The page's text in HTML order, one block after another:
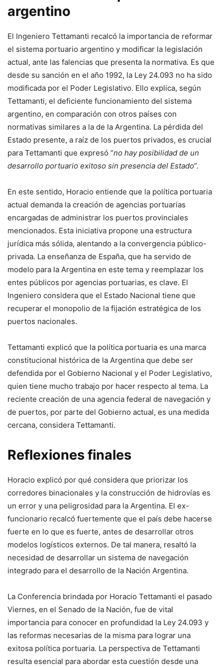
argentino
El Ingeniero Tettamanti recalcó la importancia de reformar
el sistema portuario argentino y modificar la legislación
actual, ante las falencias que presenta la normativa. Es que
desde su sanción en el año 1992, la Ley 24.093 no ha sido
modificada por el Poder Legislativo. Ello explica, según
Tettamanti, el deficiente funcionamiento del sistema
argentino, en comparación con otros países con
normativas similares a la de la Argentina. La pérdida del
Estado presente, a raíz de los puertos privados, es crucial
para Tettamanti que expresó “no hay posibilidad de un
desarrollo portuario exitoso sin presencia del Estado”.
En este sentido, Horacio entiende que la política portuaria
actual demanda la creación de agencias portuarias
encargadas de administrar los puertos provinciales
mencionados. Esta iniciativa propone una estructura
jurídica más sólida, alentando a la convergencia público-
privada. La enseñanza de España, que ha servido de
modelo para la Argentina en este tema y reemplazar los
entes públicos por agencias portuarias, es clave. El
Ingeniero considera que el Estado Nacional tiene que
recuperar el monopolio de la fijación estratégica de los
puertos nacionales.
Tettamanti explicó que la política portuaria es una marca
constitucional histórica de la Argentina que debe ser
defendida por el Gobierno Nacional y el Poder Legislativo,
quien tiene mucho trabajo por hacer respecto al tema. La
reciente creación de una agencia federal de navegación y
de puertos, por parte del Gobierno actual, es una medida
cercana, considera Tettamanti.
Reflexiones finales
Horacio explicó por qué considera que priorizar los
corredores binacionales y la construcción de hidrovías es
un error y una peligrosidad para la Argentina. El ex-
funcionario recalcó fuertemente que el país debe hacerse
fuerte en lo que es fuerte, antes de desarrollar otros
modelos logísticos externos. De tal manera, resaltó la
necesidad de desarrollar un sistema de navegación
integrado para el desarrollo de la Nación Argentina.
La Conferencia brindada por Horacio Tettamanti el pasado
Viernes, en el Senado de la Nación, fue de vital
importancia para conocer en profundidad la Ley 24.093 y
las reformas necesarias de la misma para lograr una
exitosa política portuaria. La perspectiva de Tettamanti
resulta esencial para abordar esta cuestión desde una